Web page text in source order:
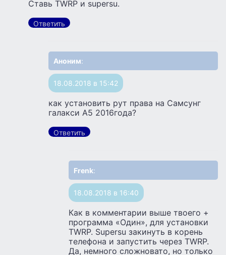
Ставь TWRP и supersu.
Ответить
Аноним:
18.08.2018 в 15:42
как установить рут права на Самсунг
галакси А5 2016года?
Ответить
Frenk:
18.08.2018 в 16:40
Как в комментарии выше твоего +
программа «Один», для установки
TWRP. Supersu закинуть в корень
телефона и запустить через TWRP.
Да, немного сложновато, но только